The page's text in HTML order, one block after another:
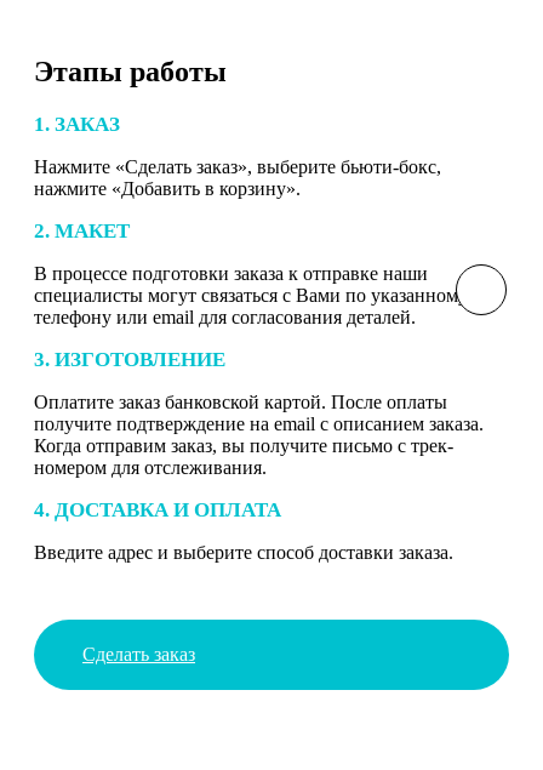
Этапы работы
1. ЗАКАЗ
Нажмите «Сделать заказ», выберите бьюти-бокс,
нажмите «Добавить в корзину».
2. МАКЕТ
В процессе подготовки заказа к отправке наши
специалисты могут связаться с Вами по указанному
телефону или email для согласования деталей.
3. ИЗГОТОВЛЕНИЕ
Оплатите заказ банковской картой. После оплаты
получите подтверждение на email с описанием заказа.
Когда отправим заказ, вы получите письмо с трек-
номером для отслеживания.
4. ДОСТАВКА И ОПЛАТА
Введите адрес и выберите способ доставки заказа.
Сделать заказ